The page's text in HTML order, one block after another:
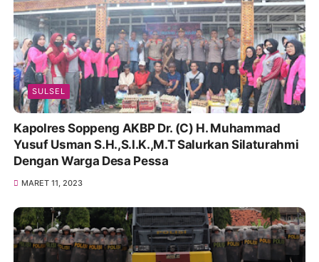
SULSEL
Kapolres Soppeng AKBP Dr. (C) H. Muhammad
Yusuf Usman S.H.,S.I.K.,M.T Salurkan Silaturahmi
Dengan Warga Desa Pessa
MARET 11, 2023